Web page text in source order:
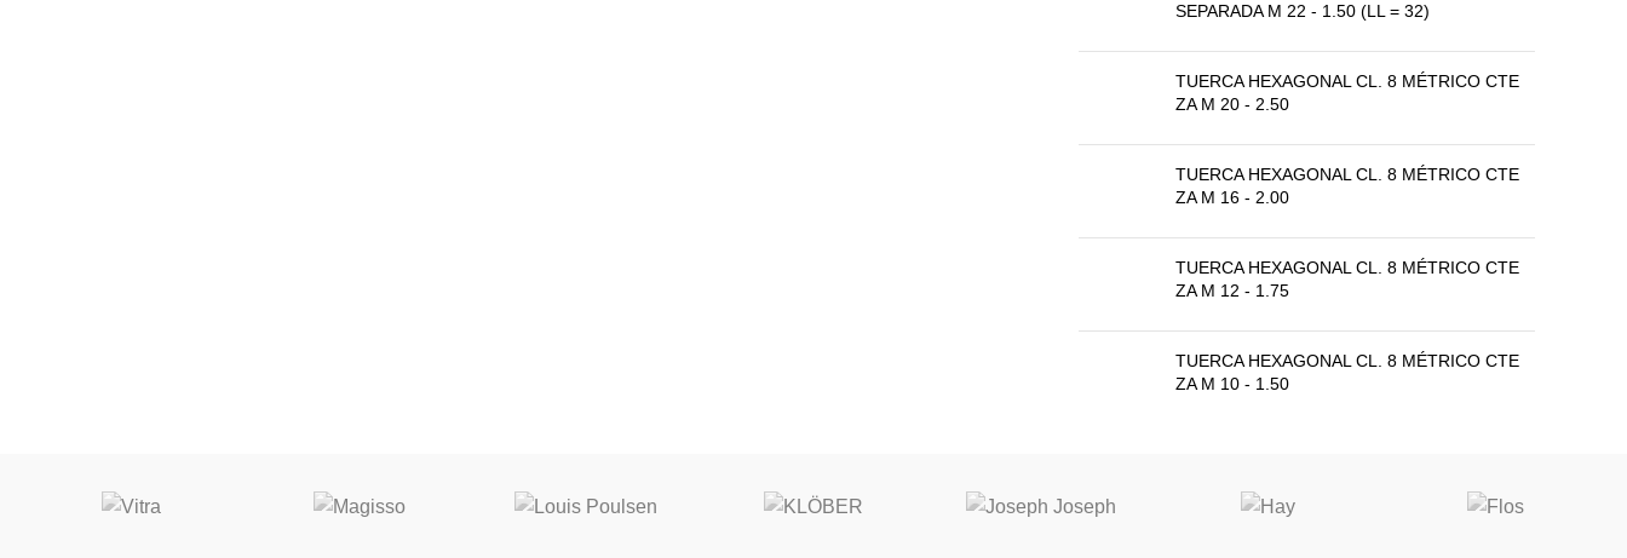
SEPARADA M 22 - 1.50 (LL = 32)
TUERCA HEXAGONAL CL. 8 MÉTRICO CTE
ZA M 20 - 2.50
TUERCA HEXAGONAL CL. 8 MÉTRICO CTE
ZA M 16 - 2.00
TUERCA HEXAGONAL CL. 8 MÉTRICO CTE
ZA M 12 - 1.75
TUERCA HEXAGONAL CL. 8 MÉTRICO CTE
ZA M 10 - 1.50